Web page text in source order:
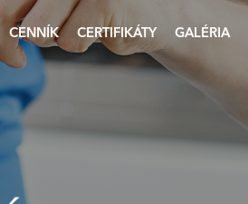
CENNÍK CERTIFIKÁTY GALÉRIA